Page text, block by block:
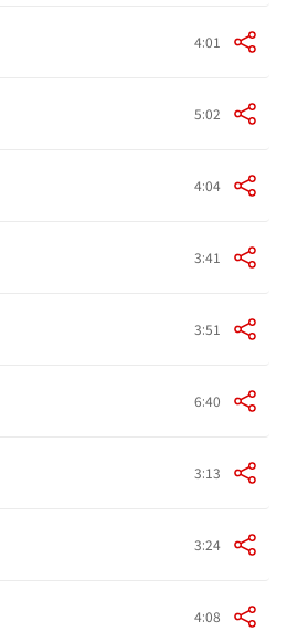
4:01
5:02
4:04
3:41
3:51
6:40
3:13
3:24
4:08